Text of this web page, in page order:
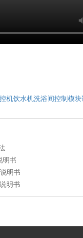
机饮水机洗浴间控制模块
明书
明书
明书